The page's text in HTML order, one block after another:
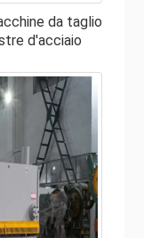
sul piano di
e preciso la
la
molta
e quindi sono
macchine
da taglio
d'acciaio